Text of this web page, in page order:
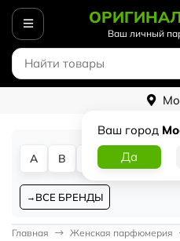
Ваш личный
Ваш город
A B D
ВСЕ БРЕНДЫ
Главная Женская парфюмерия